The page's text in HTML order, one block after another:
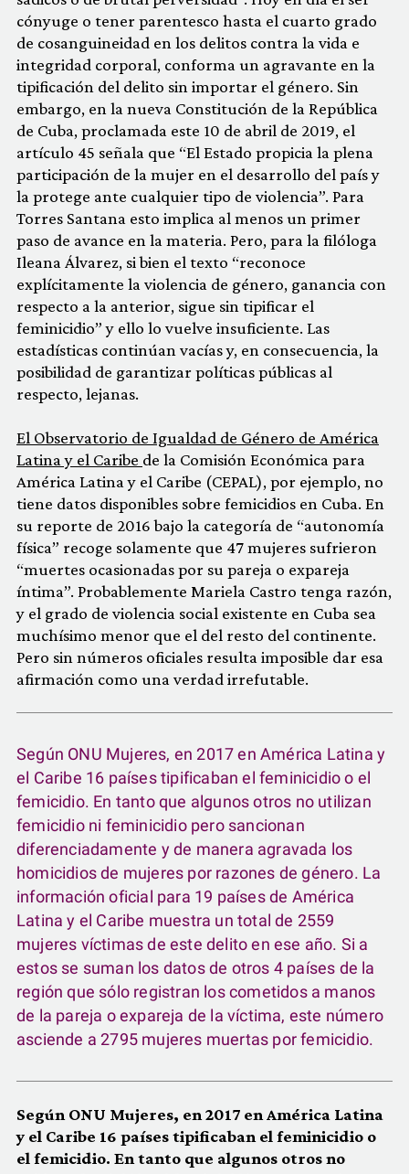
cónyuge o tener parentesco hasta el cuarto grado
de cosanguineidad en los delitos contra la vida e
integridad corporal, conforma un agravante en la
tipificación del delito sin importar el género. Sin
embargo, en la nueva Constitución de la República
de Cuba, proclamada este 10 de abril de 2019, el
artículo 45 señala que “El Estado propicia la plena
participación de la mujer en el desarrollo del país y
la protege ante cualquier tipo de violencia”. Para
Torres Santana esto implica al menos un primer
paso de avance en la materia. Pero, para la filóloga
Ileana Álvarez, si bien el texto “reconoce
explícitamente la violencia de género, ganancia con
respecto a la anterior, sigue sin tipificar el
feminicidio” y ello lo vuelve insuficiente. Las
estadísticas continúan vacías y, en consecuencia, la
posibilidad de garantizar políticas públicas al
respecto, lejanas.
El Observatorio de Igualdad de Género de América
Latina y el Caribe de la Comisión Económica para
América Latina y el Caribe (CEPAL), por ejemplo, no
tiene datos disponibles sobre femicidios en Cuba. En
su reporte de 2016 bajo la categoría de “autonomía
física” recoge solamente que 47 mujeres sufrieron
“muertes ocasionadas por su pareja o expareja
íntima”. Probablemente Mariela Castro tenga razón,
y el grado de violencia social existente en Cuba sea
muchísimo menor que el del resto del continente.
Pero sin números oficiales resulta imposible dar esa
afirmación como una verdad irrefutable.
Según ONU Mujeres, en 2017 en América Latina y
el Caribe 16 países tipificaban el feminicidio o el
femicidio. En tanto que algunos otros no utilizan
femicidio ni feminicidio pero sancionan
diferenciadamente y de manera agravada los
homicidios de mujeres por razones de género. La
información oficial para 19 países de América
Latina y el Caribe muestra un total de 2559
mujeres víctimas de este delito en ese año. Si a
estos se suman los datos de otros 4 países de la
región que sólo registran los cometidos a manos
de la pareja o expareja de la víctima, este número
asciende a 2795 mujeres muertas por femicidio.
Según ONU Mujeres, en 2017 en América Latina
y el Caribe 16 países tipificaban el feminicidio o
el femicidio. En tanto que algunos otros no